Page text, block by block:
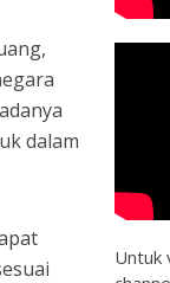
dalam
Untuk